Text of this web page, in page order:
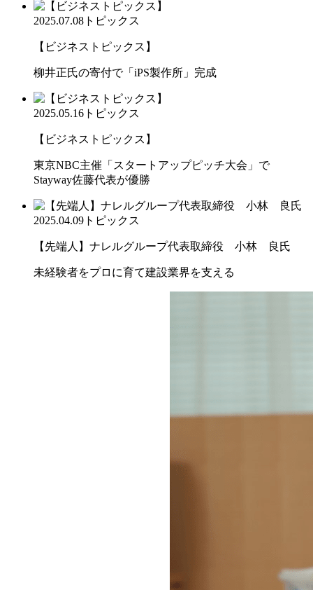
2025.07.08 トピックス
【ビジネストピックス】
柳井正氏の寄付で「iPS製作所」完成
2025.05.16 トピックス
【ビジネストピックス】
東京NBC主催「スタートアップピッチ大会」で
Stayway佐藤代表が優勝
2025.04.09 トピックス
【先端人】ナレルグループ代表取締役 小林 良氏
未経験者をプロに育て建設業界を支える